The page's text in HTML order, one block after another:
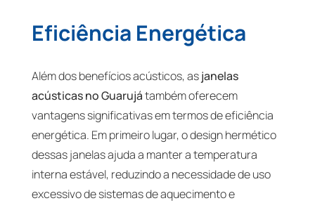
Eficiência Energética
Além dos benefícios acústicos, asjanelas
acústicas no Guarujátambém oferecem
vantagens significativas em termos de eficiência
energética. Em primeiro lugar, o design hermético
dessas janelas ajuda a manter a temperatura
interna estável, reduzindo a necessidade de uso
excessivo de sistemas de aquecimento e